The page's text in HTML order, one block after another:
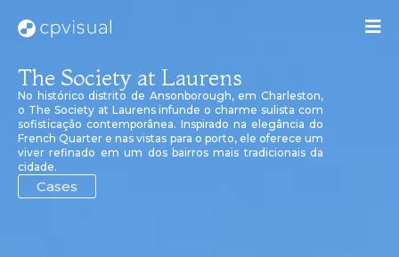
The Society at Laurens
No histórico distrito de Ansonborough, em Charleston,
o The Society at Laurens infunde o charme sulista com
sofisticação contemporânea. Inspirado na elegância do
French Quarter e nas vistas para o porto, ele oferece um
viver refinado em um dos bairros mais tradicionais da
cidade.
Cases